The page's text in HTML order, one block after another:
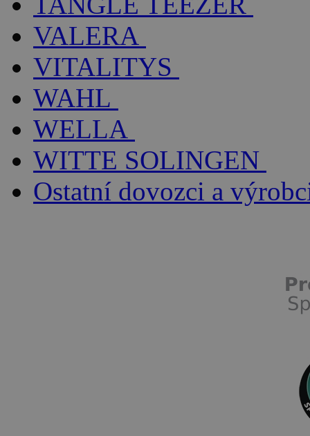
VALERA
VITALITYS
WAHL
WELLA
WITTE SOLINGEN
Ostatní dovozci a